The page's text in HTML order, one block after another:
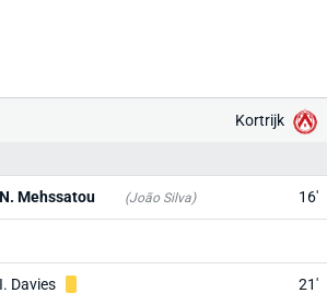
Kortrijk
N. Mehssatou (João Silva) 16'
I. Davies 21'